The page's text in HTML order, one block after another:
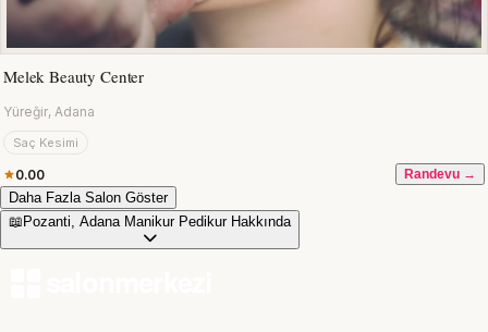
Melek Beauty Center
Yüreğir, Adana
Saç Kesimi
0.00 Randevu →
Daha Fazla Salon Göster
📖 Pozanti, Adana Manikur Pedikur Hakkında